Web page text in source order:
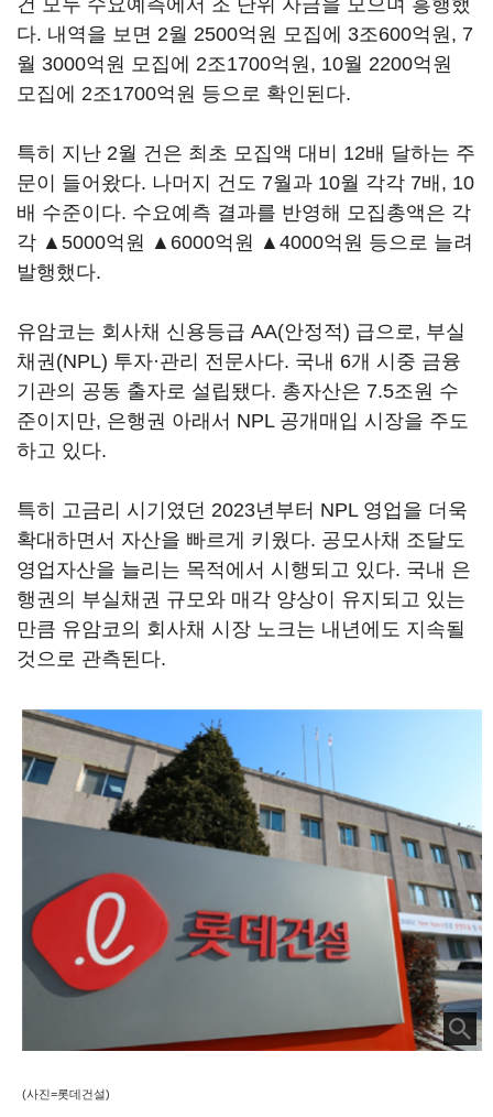
건 모두 수요예측에서 조 단위 자금을 모으며 흥행했
다. 내역을 보면 2월 2500억원 모집에 3조600억원, 7
월 3000억원 모집에 2조1700억원, 10월 2200억원
모집에 2조1700억원 등으로 확인된다.
특히 지난 2월 건은 최초 모집액 대비 12배 달하는 주
문이 들어왔다. 나머지 건도 7월과 10월 각각 7배, 10
배 수준이다. 수요예측 결과를 반영해 모집총액은 각
각 ▲5000억원 ▲6000억원 ▲4000억원 등으로 늘려
발행했다.
유암코는 회사채 신용등급 AA(안정적) 급으로, 부실
채권(NPL) 투자·관리 전문사다. 국내 6개 시중 금융
기관의 공동 출자로 설립됐다. 총자산은 7.5조원 수
준이지만, 은행권 아래서 NPL 공개매입 시장을 주도
하고 있다.
특히 고금리 시기였던 2023년부터 NPL 영업을 더욱
확대하면서 자산을 빠르게 키웠다. 공모사채 조달도
영업자산을 늘리는 목적에서 시행되고 있다. 국내 은
행권의 부실채권 규모와 매각 양상이 유지되고 있는
만큼 유암코의 회사채 시장 노크는 내년에도 지속될
것으로 관측된다.
(사진=롯데건설)